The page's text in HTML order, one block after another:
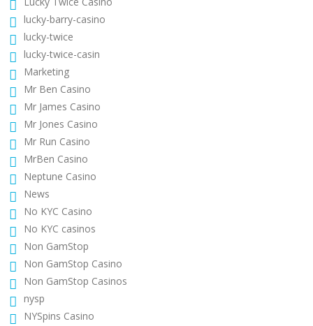
lucky-barry-casino
lucky-twice
lucky-twice-casin
Marketing
Mr Ben Casino
Mr James Casino
Mr Jones Casino
Mr Run Casino
MrBen Casino
Neptune Casino
News
No KYC Casino
No KYC casinos
Non GamStop
Non GamStop Casino
Non GamStop Casinos
nysp
NYSpins Casino